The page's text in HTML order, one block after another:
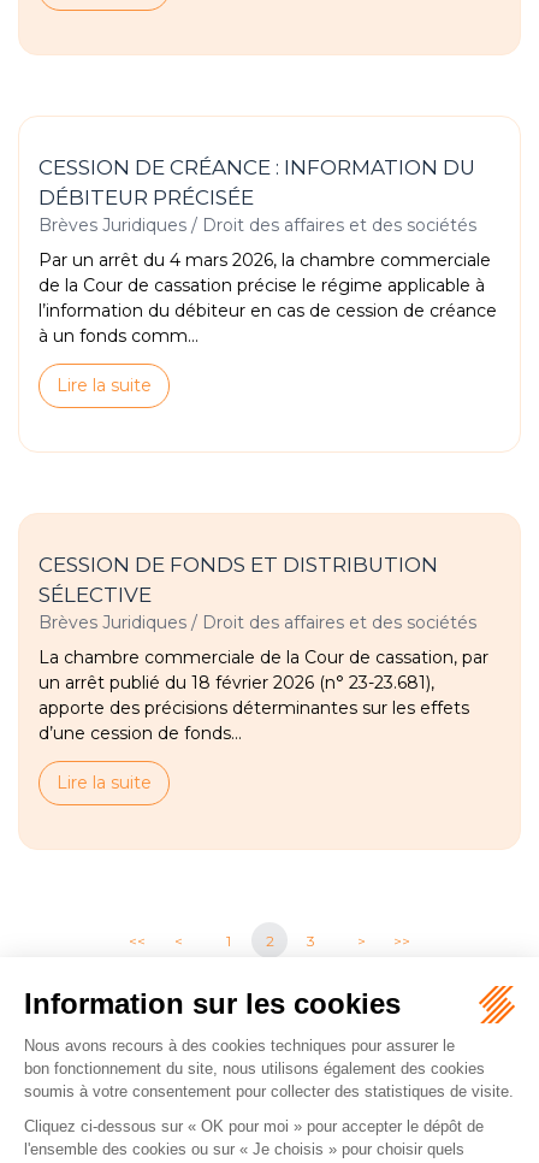
CESSION DE CRÉANCE : INFORMATION DU
DÉBITEUR PRÉCISÉE
Brèves Juridiques / Droit des affaires et des sociétés
Par un arrêt du 4 mars 2026, la chambre commerciale
de la Cour de cassation précise le régime applicable à
l’information du débiteur en cas de cession de créance
à un fonds comm...
Lire la suite
CESSION DE FONDS ET DISTRIBUTION
SÉLECTIVE
Brèves Juridiques / Droit des affaires et des sociétés
La chambre commerciale de la Cour de cassation, par
un arrêt publié du 18 février 2026 (n° 23-23.681),
apporte des précisions déterminantes sur les effets
d’une cession de fonds...
Lire la suite
<< < 1 2 3 > >>
CATALYSE AVOCAT
86000 POITIERS